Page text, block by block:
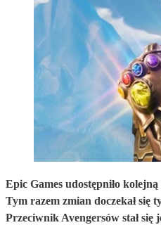
Epic Games udostępniło
Tym razem zmian doczekał się
Przeciwnik Avengersów stał się